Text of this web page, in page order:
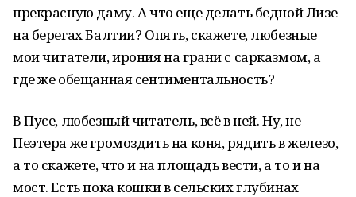
прекрасную даму. А что еще делать бедной Лизе
на берегах Балтии? Опять, скажете, любезные
мои читатели, ирония на грани с сарказмом, а
где же обещанная сентиментальность?
В Пусе, любезный читатель, всё в ней. Ну, не
Пеэтера же громоздить на коня, рядить в железо,
а то скажете, что и на площадь вести, а то и на
мост. Есть пока кошки в сельских глубинах